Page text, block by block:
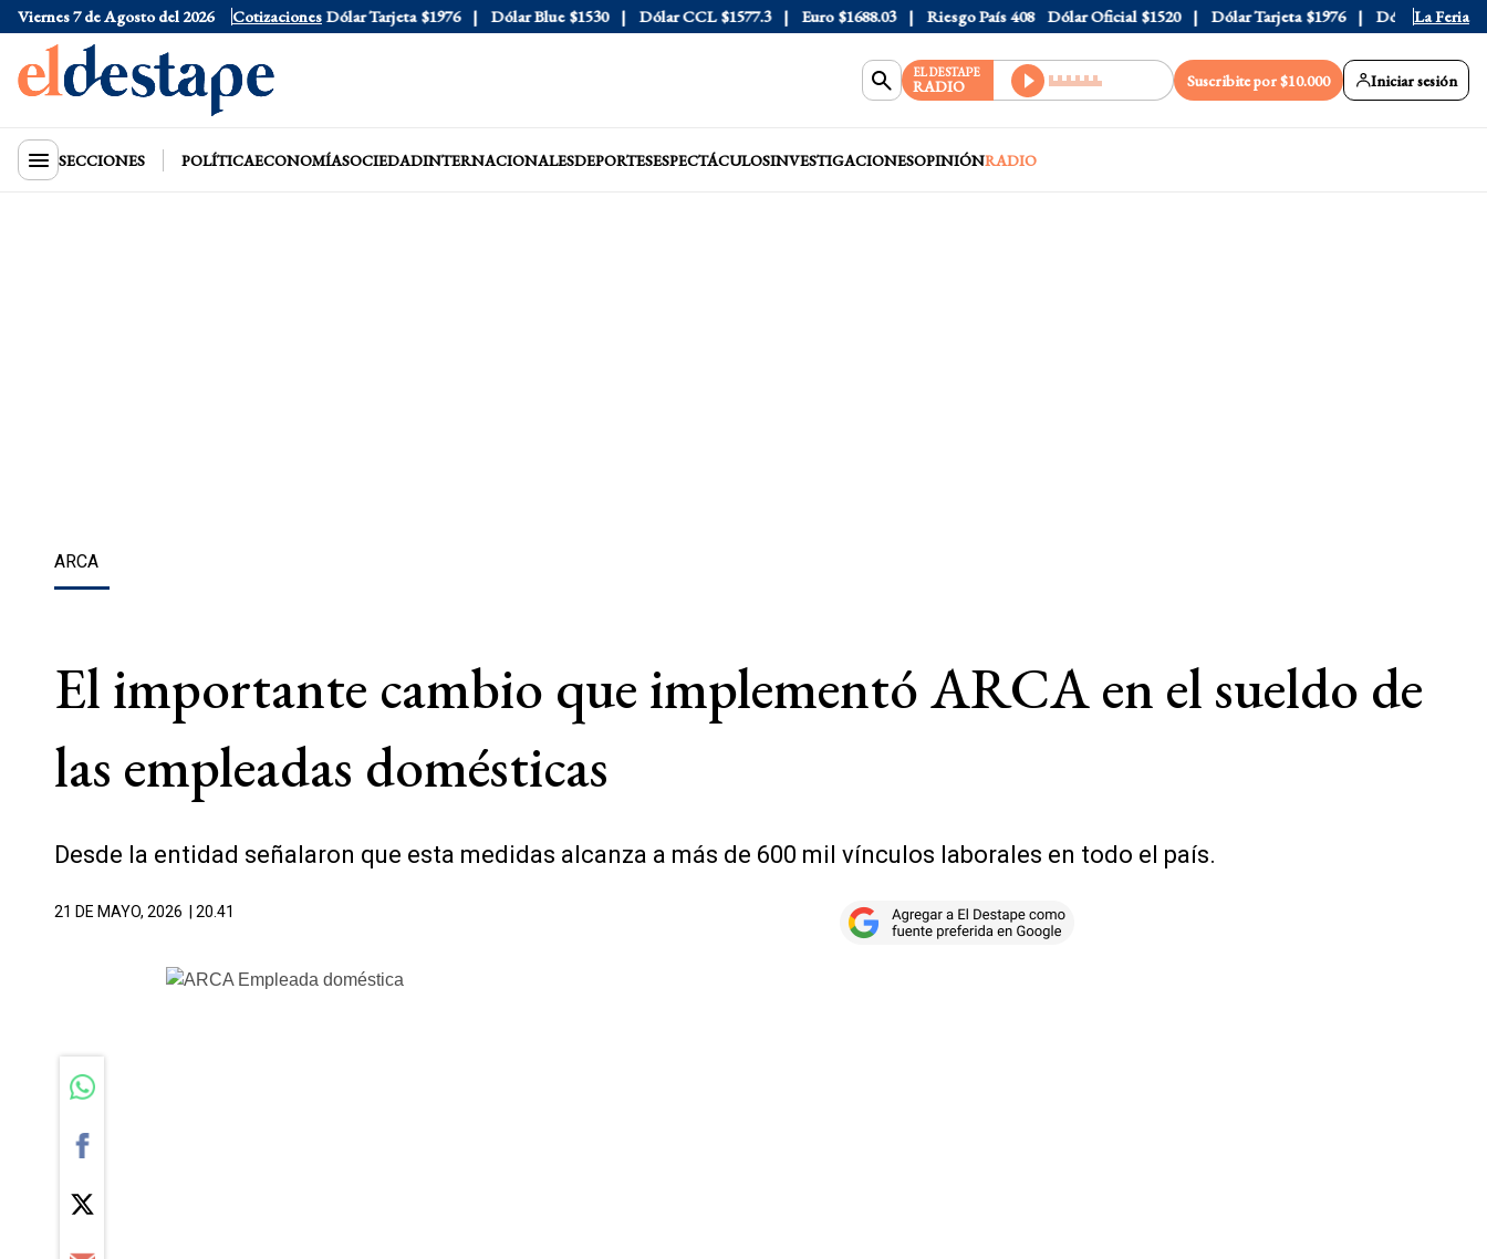
Viernes 7 de Agosto del 2026 Cotizaciones
Dólar Oficial $1520 Dólar Tarjeta $1976 Dólar Blue $1530 Dólar CCL $1577.3 Euro $1688.03 Riesgo País 408 Dólar Oficial $1520 Dólar Tarjeta $1976 Dólar Blue $1530
La Feria
EL DESTAPE
RADIO Suscribite por $10.000 Iniciar sesión
SECCIONES POLÍTICAECONOMÍASOCIEDADINTERNACIONALESDEPORTESESPECTÁCULOSINVESTIGACIONESOPINIÓNRADIO
ARCA
El importante cambio que implementó ARCA en el sueldo de
las empleadas domésticas
Desde la entidad señalaron que esta medidas alcanza a más de 600 mil vínculos laborales en todo el país.
21 DE MAYO, 2026 | 20.41